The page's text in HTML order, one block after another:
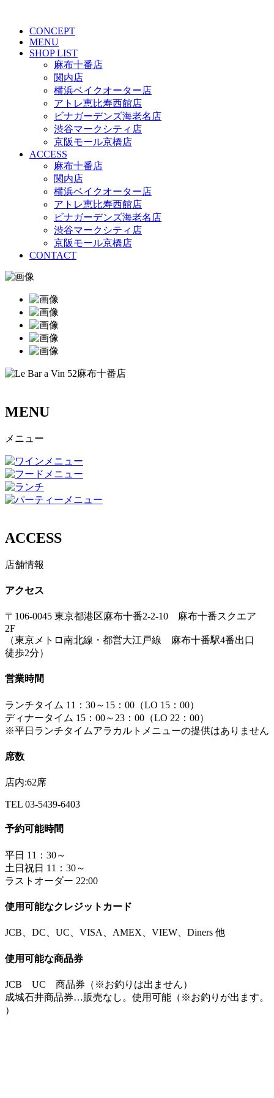
CONCEPT
MENU
SHOP LIST
麻布十番店
関内店
横浜ベイクオーター店
アトレ恵比寿西館店
ビナガーデンズ海老名店
渋谷マークシティ店
京阪モール京橋店
ACCESS
麻布十番店
関内店
横浜ベイクオーター店
アトレ恵比寿西館店
ビナガーデンズ海老名店
渋谷マークシティ店
京阪モール京橋店
CONTACT
MENU
メニュー
ACCESS
店舗情報
アクセス
〒106-0045 東京都港区麻布十番2-2-10 麻布十番スクエア
2F
（東京メトロ南北線・都営大江戸線 麻布十番駅4番出口
徒歩2分）
営業時間
ランチタイム 11：30～15：00（LO 15：00）
ディナータイム 15：00～23：00（LO 22：00）
※平日ランチタイムアラカルトメニューの提供はありません
席数
店内:62席
TEL 03-5439-6403
予約可能時間
平日 11：30～
土日祝日 11：30～
ラストオーダー 22:00
使用可能なクレジットカード
JCB、DC、UC、VISA、AMEX、VIEW、Diners 他
使用可能な商品券
JCB UC 商品券（※お釣りは出ません）
成城石井商品券…販売なし。使用可能（※お釣りが出ます。
）